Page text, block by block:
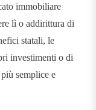
immobiliare
lì o addirittura di
statali, le
investimenti o di
semplice e